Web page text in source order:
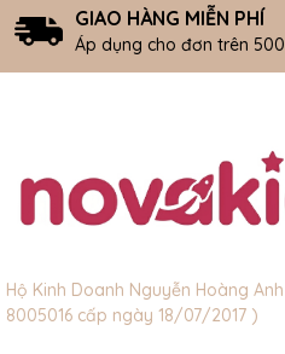
GIAO HÀNG MIỄN PHÍ
Áp dụng cho đơn trên
Hộ Kinh Doanh Nguyễn Hoàng
8005016 cấp ngày 18/07/2017 )